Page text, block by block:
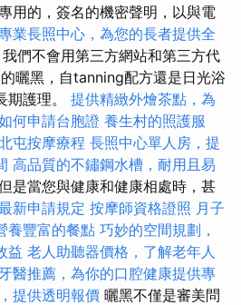
用的，簽名的機密聲明，以與電
業長照中心，為您的長者提供全
我們不會用第三方網站和第三方代
曬黑，自tanning配方還是日光浴
期護理。 提供精緻外燴茶點，為
何申請台胞證 養生村的照護服
屯按摩療程 長照中心單人房，提
高品質的不鏽鋼水槽，耐用且易
是當您與健康和健康相處時，甚
新申請規定 按摩師資格證照 月子
養豐富的餐點 巧妙的空間規劃，
益 老人助聽器價格，了解老年人
醫推薦，為你的口腔健康提供專
提供透明報價 曬黑不僅是審美問